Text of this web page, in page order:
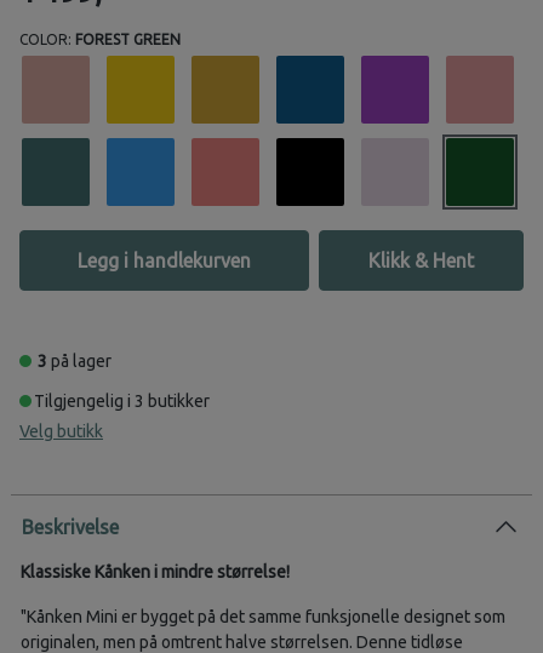
COLOR: FOREST GREEN
Legg i handlekurven Klikk & Hent
3 på lager
Tilgjengelig i 3 butikker
Velg butikk
Beskrivelse
Klassiske Kånken i mindre størrelse!
Kånken Mini er bygget på det samme funksjonelle designet som
originalen, men på omtrent halve størrelsen. Denne tidløse